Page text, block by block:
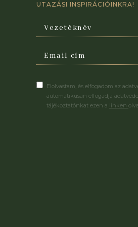
UTAZÁSI INSPIRÁCIÓINKRA!
Elolvastam, és elfogadom az
automatikusan elfogadja
tájékoztatónkat ezen a linken